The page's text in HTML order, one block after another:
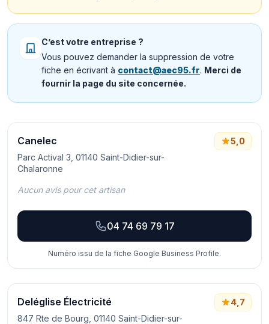
C’est votre entreprise ?
Vous pouvez demander la suppression de votre
fiche en écrivant à contact@aec95.fr. Merci de
fournir la page du site concernée.
Canelec
Parc Actival 3, 01140 Saint-Didier-sur-
Chalaronne
5,0
Aucun avis pour cet artisan
04 74 69 79 17
Numéro issu de la fiche Google Business Profile.
Deléglise Électricité
847 Rte de Bourg, 01140 Saint-Didier-sur-
4,7